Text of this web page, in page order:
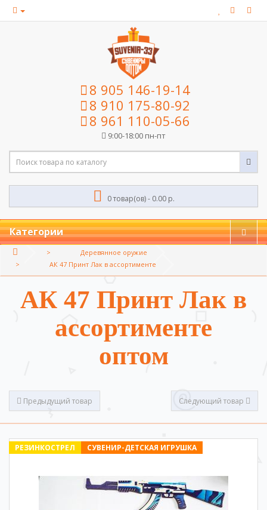
8 905 146-19-14
8 910 175-80-92
8 961 110-05-66
9:00-18:00 пн-пт
0 товар(ов) - 0.00 р.
Категории
Деревянное оружие
АК 47 Принт Лак в ассортименте
АК 47 Принт Лак в
ассортименте
оптом
Предыдущий товар Следующий товар
СУВЕНИР-ДЕТСКАЯ ИГРУШКА
РЕЗИНКОСТРЕЛ